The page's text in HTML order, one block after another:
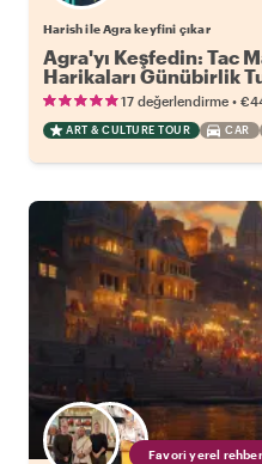
Harish ile Agra keyfini çıkar
Agra'yı Keşfedin: Tac
Harikaları Günübirlik
17 değerlendirme •
ART & CULTURE TOUR CAR
Favori yerel